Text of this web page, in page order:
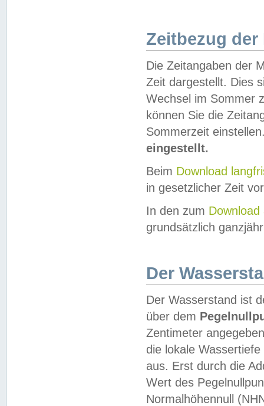
Zeitbezug der
Die Zeitangaben der
Zeit dargestellt. Dies
Wechsel im Sommer
können Sie die
Sommerzeit
eingestellt.
Beim Download
in gesetzlicher Zeit
In den zum Download
grundsätzlich
Der
Der Wasserstand ist
über dem
Zentimeter
die lokale
aus. Erst durch die
Wert des
Normalhöhennull